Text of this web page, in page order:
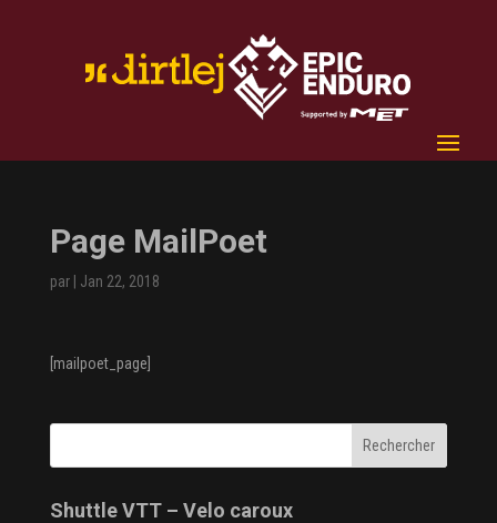
Page MailPoet
par Jan 22, 2018
[mailpoet_page]
Shuttle VTT – Velo caroux